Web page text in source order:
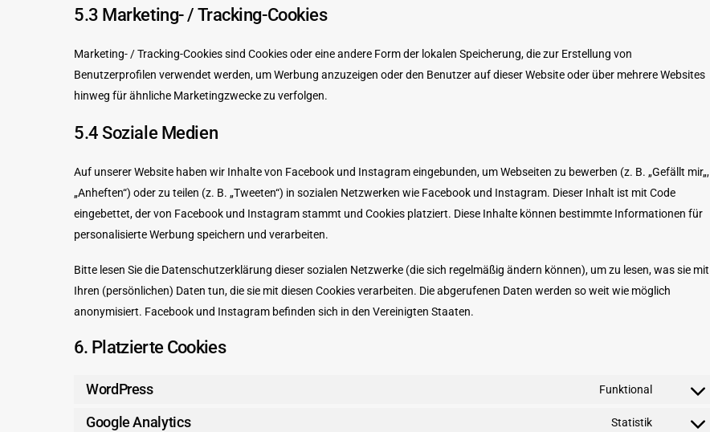
5.3 Marketing- / Tracking-Cookies
Marketing- / Tracking-Cookies sind Cookies oder eine andere Form der lokalen Speicherung, die zur Erstellung von
Benutzerprofilen verwendet werden, um Werbung anzuzeigen oder den Benutzer auf dieser Website oder über mehrere Websites
hinweg für ähnliche Marketingzwecke zu verfolgen.
5.4 Soziale Medien
Auf unserer Website haben wir Inhalte von Facebook und Instagram eingebunden, um Webseiten zu bewerben (z. B. „Gefällt mir„,
„Anheften“) oder zu teilen (z. B. „Tweeten“) in sozialen Netzwerken wie Facebook und Instagram. Dieser Inhalt ist mit Code
eingebettet, der von Facebook und Instagram stammt und Cookies platziert. Diese Inhalte können bestimmte Informationen für
personalisierte Werbung speichern und verarbeiten.
Bitte lesen Sie die Datenschutzerklärung dieser sozialen Netzwerke (die sich regelmäßig ändern können), um zu lesen, was sie mit
Ihren (persönlichen) Daten tun, die sie mit diesen Cookies verarbeiten. Die abgerufenen Daten werden so weit wie möglich
anonymisiert. Facebook und Instagram befinden sich in den Vereinigten Staaten.
6. Platzierte Cookies
WordPress Funktional
Consent
Google Analytics Statistik